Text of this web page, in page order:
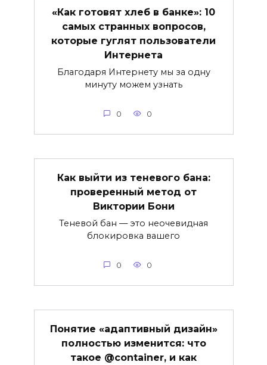
«Как готовят хлеб в банке»: 10
самых странных вопросов,
которые гуглят пользователи
Интернета
Благодаря Интернету мы за одну
минуту можем узнать
0 0
Как выйти из теневого бана:
проверенный метод от
Виктории Бони
Теневой бан — это неочевидная
блокировка вашего
0 0
Понятие «адаптивный дизайн»
полностью изменится: что
такое @container, и как